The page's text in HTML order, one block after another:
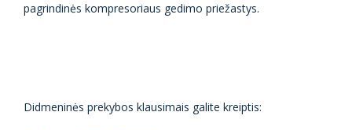
pagrindinės kompresoriaus gedimo priežastys.
Didmeninės prekybos klausimais galite kreiptis: